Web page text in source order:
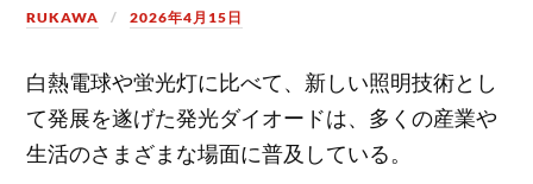
RUKAWA 2026年4月15日
白熱電球や蛍光灯に比べて、新しい照明技術とし
て発展を遂げた発光ダイオードは、多くの産業や
生活のさまざまな場面に普及している。